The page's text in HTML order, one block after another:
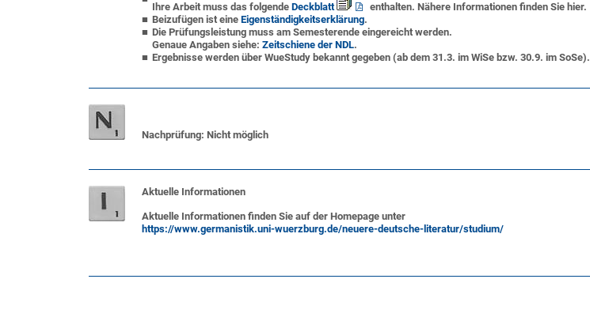
Ihre Arbeit muss das folgende Deckblatt
enthalten. Nähere Informationen finden Sie hier.
Beizufügen ist eine Eigenständigkeitserklärung.
Die Prüfungsleistung muss am Semesterende eingereicht werden.
Genaue Angaben siehe: Zeitschiene der NDL.
Ergebnisse werden über WueStudy bekannt gegeben (ab dem 31.3. im WiSe bzw. 30.9. im SoSe).
Nachprüfung: Nicht möglich
Aktuelle Informationen
Aktuelle Informationen finden Sie auf der Homepage unter
https://www.germanistik.uni-wuerzburg.de/neuere-deutsche-literatur/studium/